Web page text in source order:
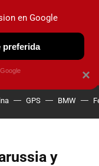
OBSERVATORIO
GPS BMW
y
×
en Google
preferida